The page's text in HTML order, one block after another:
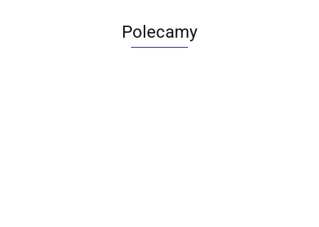
Polecamy